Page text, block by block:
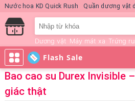
Nước hoa KD Quick Rush Quần dương vật
Dương vật Máy mát xa Trứng
Flash Sale
Bao cao su Durex Invisible
giác thật